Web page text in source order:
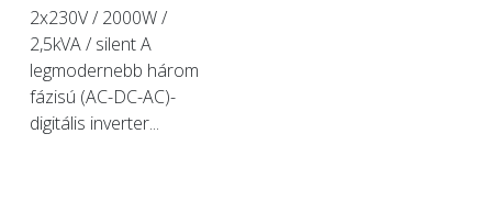
2x230V / 2000W /
2,5kVA / silent A
legmodernebb három
fázisú (AC-DC-AC)-
digitális inverter...